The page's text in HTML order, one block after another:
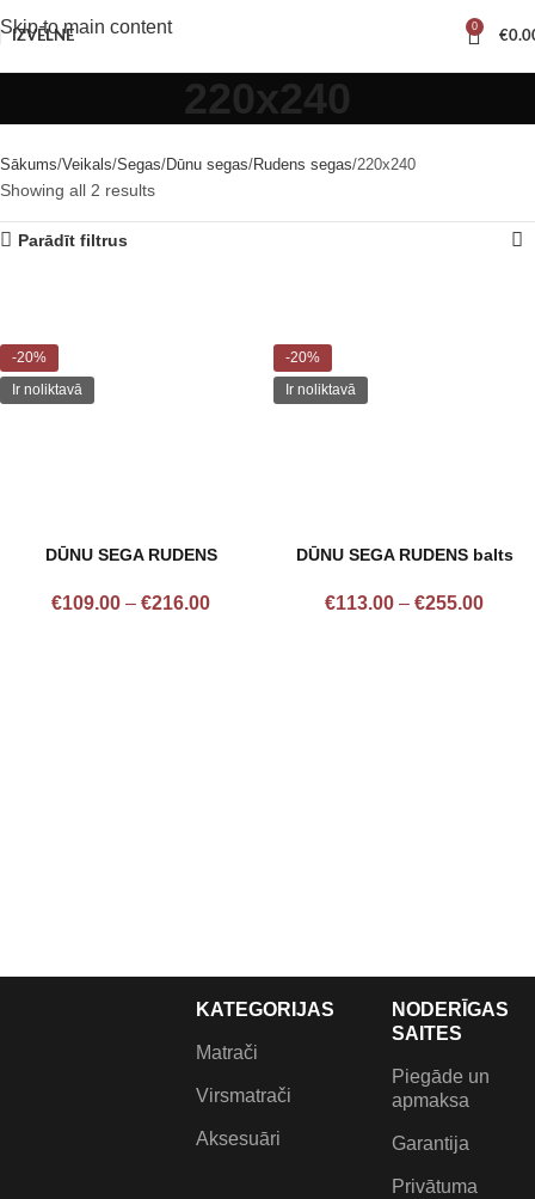
Skip to main content
IZVĒLNE
0
€
220x240
Sākums Veikals Segas Dūnu segas Rudens segas 220x240
Showing all 2 results
Parādīt filtrus
-20%
Ir noliktavā
DŪNU SEGA RUDENS
€109.00 – €216.00
-20%
Ir noliktavā
DŪNU SEGA RUDENS balts
€113.00 – €255.00
KATEGORIJAS
Matrači
Virsmatrači
Aksesuāri
NODERĪGAS
SAITES
Piegāde un
apmaksa
Garantija
Privātuma